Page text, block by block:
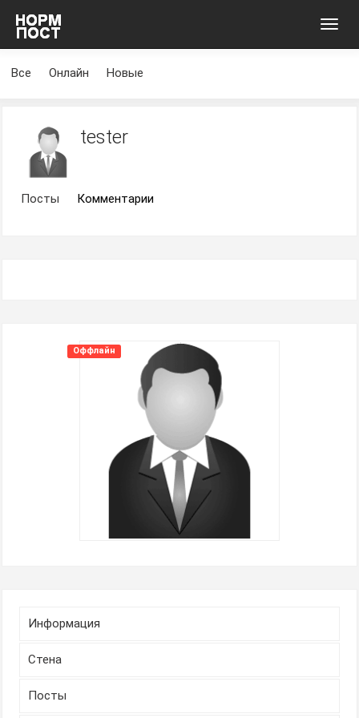
Все Онлайн Новые
tester
Посты Комментарии
Оффлайн
Информация
Стена
Посты